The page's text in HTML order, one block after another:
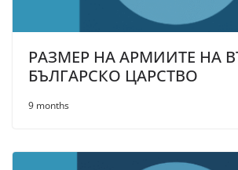
РАЗМЕР НА АРМИИТЕ НА
БЪЛГАРСКО ЦАРСТВО
9 months